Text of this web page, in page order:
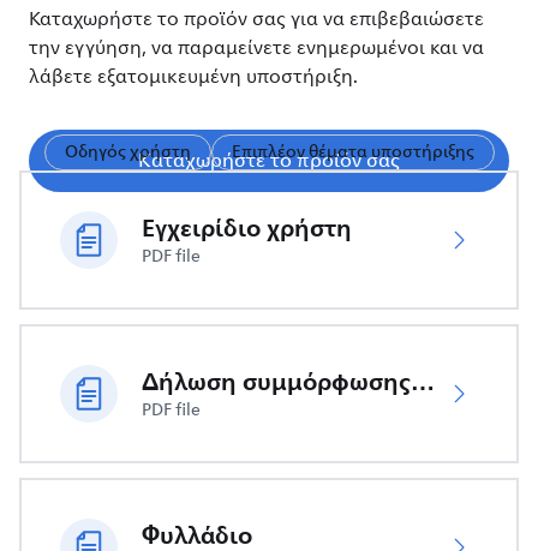
Καταχωρήστε το προϊόν σας για να επιβεβαιώσετε
την εγγύηση, να παραμείνετε ενημερωμένοι και να
λάβετε εξατομικευμένη υποστήριξη.
Καταχωρήστε το προϊόν σας
Οδηγός χρήστη Επιπλέον θέματα υποστήριξης
Εγχειρίδιο χρήστη
PDF file
Δήλωση συμμόρφωσης ΕΕ
PDF file
Φυλλάδιο